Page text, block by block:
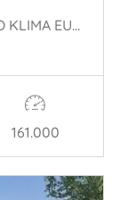
2.0 D-4D 90kw WORKER LONG AIRCO KLIMA EURO6
161.000